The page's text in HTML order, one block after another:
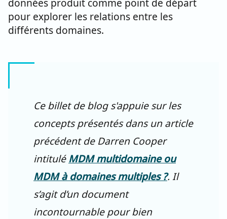
pour explorer les relations entre les
différents domaines.
Ce billet de blog s'appuie sur les
concepts présentés dans un article
précédent de Darren Cooper
intituléMDM multidomaine ou
MDM à domaines multiples ?. Il
s’agit d’un document
incontournable pour bien